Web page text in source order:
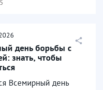
день борьбы с
знать, чтобы
Всемирный день